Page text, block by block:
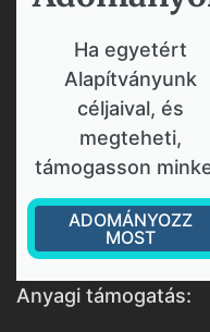
Ha egyetért
Alapítványunk
céljaival, és
megteheti,
támogasson
ADOMÁNYOZZ
MOST
Anyagi támogatás: